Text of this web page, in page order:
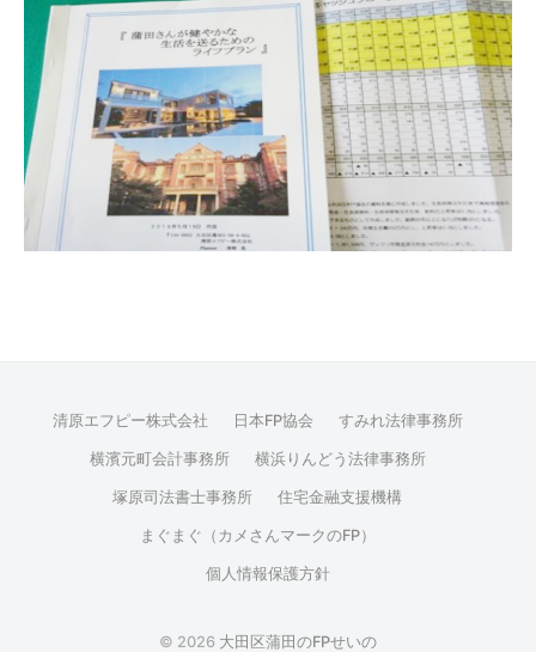
清原エフピー株式会社 日本FP協会 すみれ法律事務所
横濱元町会計事務所 横浜りんどう法律事務所
塚原司法書士事務所 住宅金融支援機構
まぐまぐ（カメさんマークのFP）
個人情報保護方針
© 2026 大田区蒲田のFPせいの